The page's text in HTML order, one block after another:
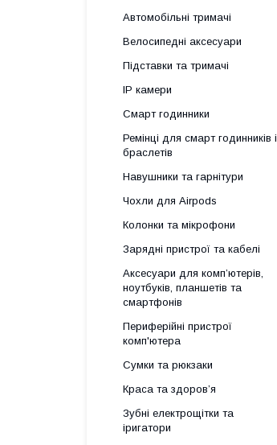
Автомобільні тримачі
Велосипедні аксесуари
Підставки та тримачі
IP камери
Смарт годинники
Ремінці для смарт годинників і
браслетів
Навушники та гарнітури
Чохли для Airpods
Колонки та мікрофони
Зарядні пристрої та кабелі
Аксесуари для комп’ютерів,
ноутбуків, планшетів та
смартфонів
Периферійні пристрої
комп'ютера
Сумки та рюкзаки
Краса та здоров’я
Зубні електрощітки та
іригатори